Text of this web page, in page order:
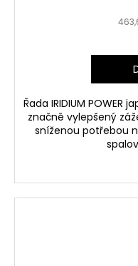
Řada IRIDIUM
značně vylepšený
sníženou potřebou